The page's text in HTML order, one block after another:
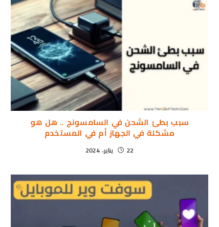
سبب بطئ الشحن في السامسونج .. هل هو
مشكلة في الجهاز أم في المستخدم
22 يناير، 2024